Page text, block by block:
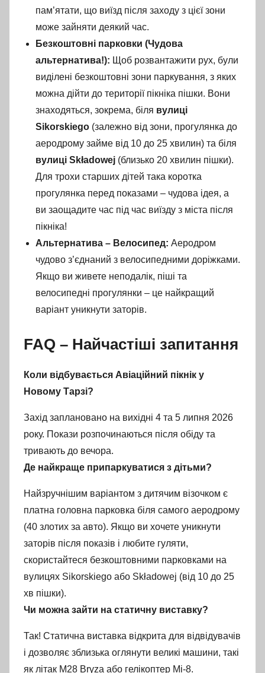
пам’ятати, що виїзд після заходу з цієї зони
може зайняти деякий час.
Безкоштовні парковки (Чудова
альтернатива!): Щоб розвантажити рух, були
виділені безкоштовні зони паркування, з яких
можна дійти до території пікніка пішки. Вони
знаходяться, зокрема, біля вулиці
Sikorskiego (залежно від зони, прогулянка до
аеродрому займе від 10 до 25 хвилин) та біля
вулиці Składowej (близько 20 хвилин пішки).
Для трохи старших дітей така коротка
прогулянка перед показами – чудова ідея, а
ви заощадите час під час виїзду з міста після
пікніка!
Альтернатива – Велосипед: Аеродром
чудово з’єднаний з велосипедними доріжками.
Якщо ви живете неподалік, піші та
велосипедні прогулянки – це найкращий
варіант уникнути заторів.
FAQ – Найчастіші запитання
Коли відбувається Авіаційний пікнік у
Новому Тарзі?
Захід заплановано на вихідні 4 та 5 липня 2026
року. Покази розпочинаються після обіду та
тривають до вечора.
Де найкраще припаркуватися з дітьми?
Найзручнішим варіантом з дитячим візочком є
платна головна парковка біля самого аеродрому
(40 злотих за авто). Якщо ви хочете уникнути
заторів після показів і любите гуляти,
скористайтеся безкоштовними парковками на
вулицях Sikorskiego або Składowej (від 10 до 25
хв пішки).
Чи можна зайти на статичну виставку?
Так! Статична виставка відкрита для відвідувачів
і дозволяє зблизька оглянути великі машини, такі
як літак M28 Bryza або гелікоптер Мі-8.